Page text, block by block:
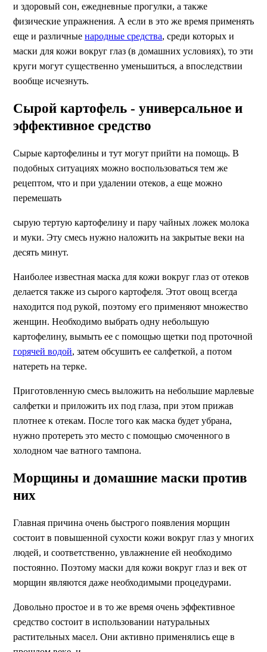
и здоровый сон, ежедневные прогулки, а также
физические упражнения. А если в это же время применять
еще и различные народные средства, среди которых и
маски для кожи вокруг глаз (в домашних условиях), то эти
круги могут существенно уменьшиться, а впоследствии
вообще исчезнуть.
Сырой картофель - универсальное и
эффективное средство
Сырые картофелины и тут могут прийти на помощь. В
подобных ситуациях можно воспользоваться тем же
рецептом, что и при удалении отеков, а еще можно
перемешать
сырую тертую картофелину и пару чайных ложек молока
и муки. Эту смесь нужно наложить на закрытые веки на
десять минут.
Наиболее известная маска для кожи вокруг глаз от отеков
делается также из сырого картофеля. Этот овощ всегда
находится под рукой, поэтому его применяют множество
женщин. Необходимо выбрать одну небольшую
картофелину, вымыть ее с помощью щетки под проточной
горячей водой, затем обсушить ее салфеткой, а потом
натереть на терке.
Приготовленную смесь выложить на небольшие марлевые
салфетки и приложить их под глаза, при этом прижав
плотнее к отекам. После того как маска будет убрана,
нужно протереть это место с помощью смоченного в
холодном чае ватного тампона.
Морщины и домашние маски против
них
Главная причина очень быстрого появления морщин
состоит в повышенной сухости кожи вокруг глаз у многих
людей, и соответственно, увлажнение ей необходимо
постоянно. Поэтому маски для кожи вокруг глаз и век от
морщин являются даже необходимыми процедурами.
Довольно простое и в то же время очень эффективное
средство состоит в использовании натуральных
растительных масел. Они активно применялись еще в